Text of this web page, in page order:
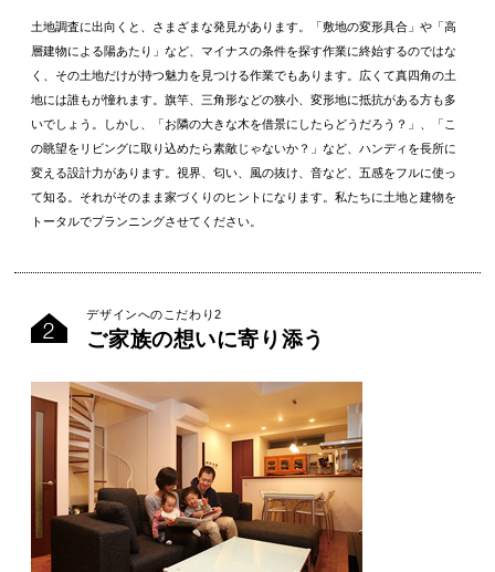
土地調査に出向くと、さまざまな発見があります。「敷地の変形具合」や「高
層建物による陽あたり」など、マイナスの条件を探す作業に終始するのではな
く、その土地だけが持つ魅力を見つける作業でもあります。広くて真四角の土
地には誰もが憧れます。旗竿、三角形などの狭小、変形地に抵抗がある方も多
いでしょう。しかし、「お隣の大きな木を借景にしたらどうだろう？」、「こ
の眺望をリビングに取り込めたら素敵じゃないか？」など、ハンディを長所に
変える設計力があります。視界、匂い、風の抜け、音など、五感をフルに使っ
て知る。それがそのまま家づくりのヒントになります。私たちに土地と建物を
トータルでプランニングさせてください。
デザインへのこだわり2
ご家族の想いに寄り添う